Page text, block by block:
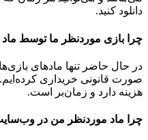
دانلود کنید.
چرا بازی موردنظر ما توسط
در حال حاضر تنها مادهای
صورت قانونی خریداری
هزینه دارد و زمان‌بر است.
چرا ماد موردنظر من در